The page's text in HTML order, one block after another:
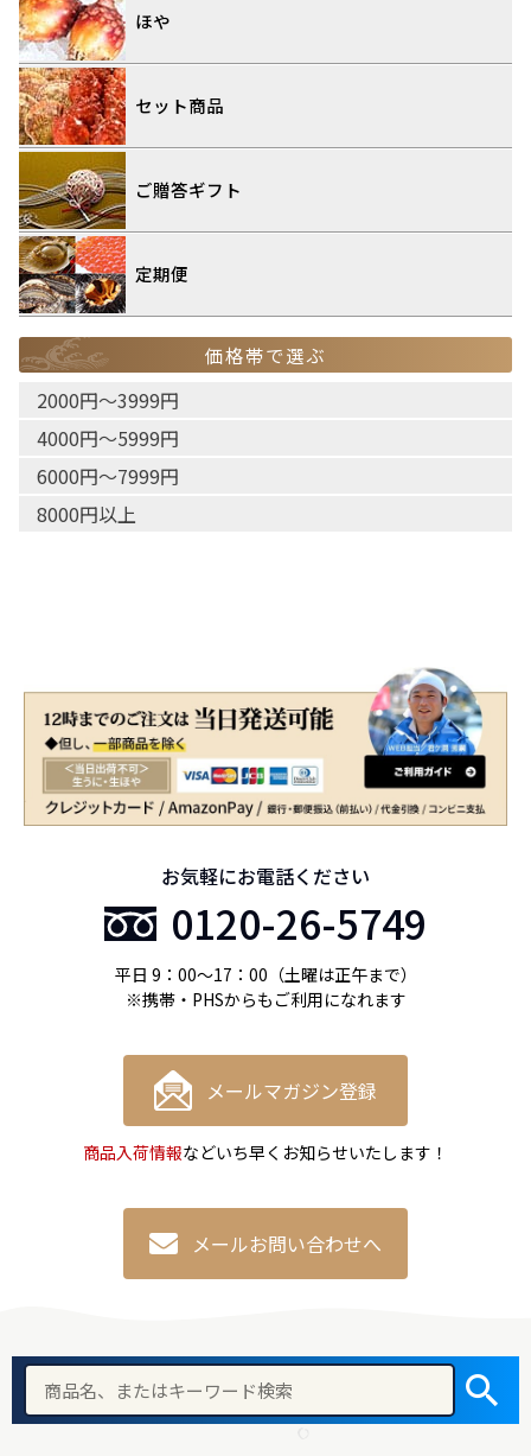
ほや
セット商品
ご贈答ギフト
定期便
価格帯で選ぶ
2000円〜3999円
4000円〜5999円
6000円〜7999円
8000円以上
お気軽にお電話ください
0120-26-5749
平日 9：00〜17：00（土曜は正午まで）
※携帯・PHSからもご利用になれます
メールマガジン登録
商品入荷情報などいち早くお知らせいたします！
メールお問い合わせへ